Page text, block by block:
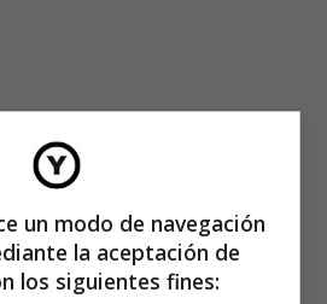
un modo de navegación
la aceptación de
los siguientes fines: